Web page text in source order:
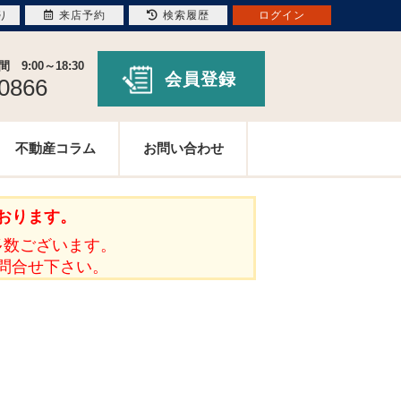
9:00～18:30
会員登録
不動産コラム お問い合わせ
ります。
ございます。
合せ下さい。
来店予約 検索履歴 ログイン